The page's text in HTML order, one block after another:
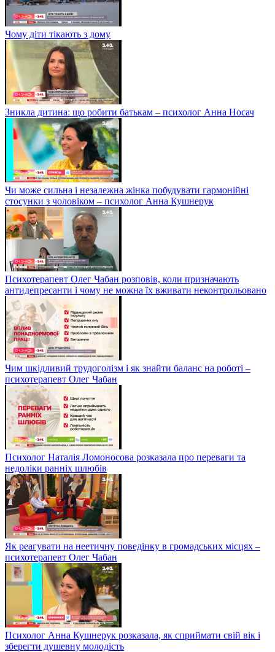
Чому діти тікають з дому
Зникла дитина: що робити батькам – психолог Анна Носач
Чи може сильна і незалежна жінка побудувати гармонійні
стосунки з чоловіком – психолог Анна Кушнерук
Психотерапевт Олег Чабан розповів, коли призначають
антидепресанти і чому не можна їх вживати неконтрольовано
Чим шкідливий трудоголізм і як знайти баланс на роботі –
психотерапевт Олег Чабан
Психолог Наталія Ломоносова розказала про переваги та
недоліки ранніх шлюбів
Як реагувати на неетичну поведінку в громадських місцях –
психотерапевт Олег Чабан
Психолог Анна Кушнерук розказала, як сприймати свій вік і
зберегти душевну молодість